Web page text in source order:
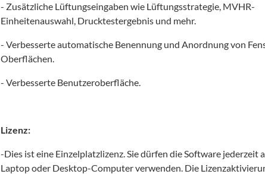
- Zusätzliche Lüftungseingaben wie Lüftungsstrategie, MVHR-
Einheitenauswahl, Drucktestergebnis und mehr.
- Verbesserte automatische Benennung und Anordnung von
Oberflächen.
- Verbesserte Benutzeroberfläche.
Lizenz:
-Dies ist eine Einzelplatzlizenz. Sie dürfen die Software jederzeit
Laptop oder Desktop-Computer verwenden. Die